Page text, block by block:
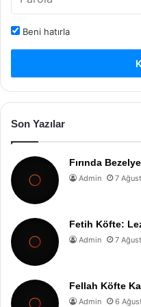
Beni hatırla
Son Yazılar
Fırında
Admin 7
Fetih Köfte:
Admin 7
Fellah Köfte
Admin 6